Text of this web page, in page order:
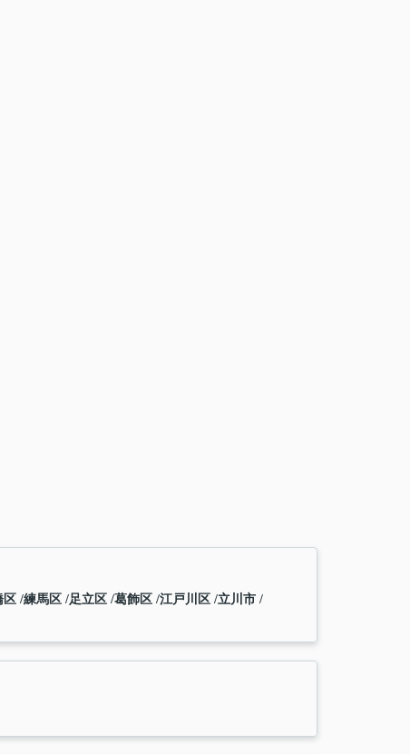
区 練馬区 足立区 葛飾区 江戸川区 立川市